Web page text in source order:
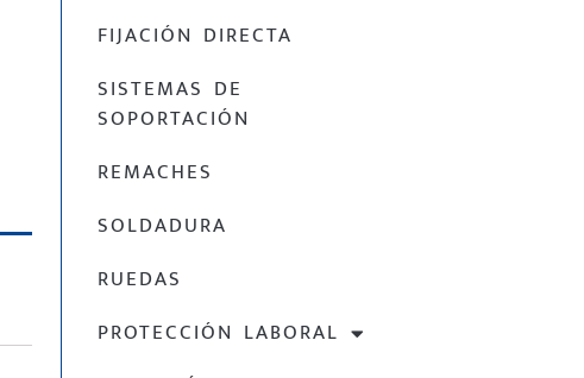
FIJACIÓN DIRECTA
SISTEMAS DE
SOPORTACIÓN
REMACHES
SOLDADURA
RUEDAS
PROTECCIÓN LABORAL